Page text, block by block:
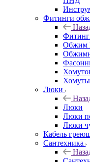
Фитинги
Обжим
Люки
Люки
Люки
Люки
Кабель
Сантехника